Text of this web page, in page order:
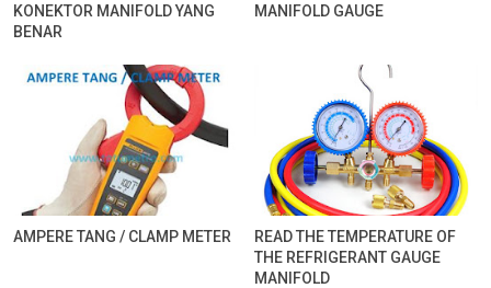
KONEKTOR MANIFOLD YANG
BENAR
MANIFOLD GAUGE
AMPERE TANG / CLAMP METER
READ THE TEMPERATURE OF
THE REFRIGERANT GAUGE
MANIFOLD